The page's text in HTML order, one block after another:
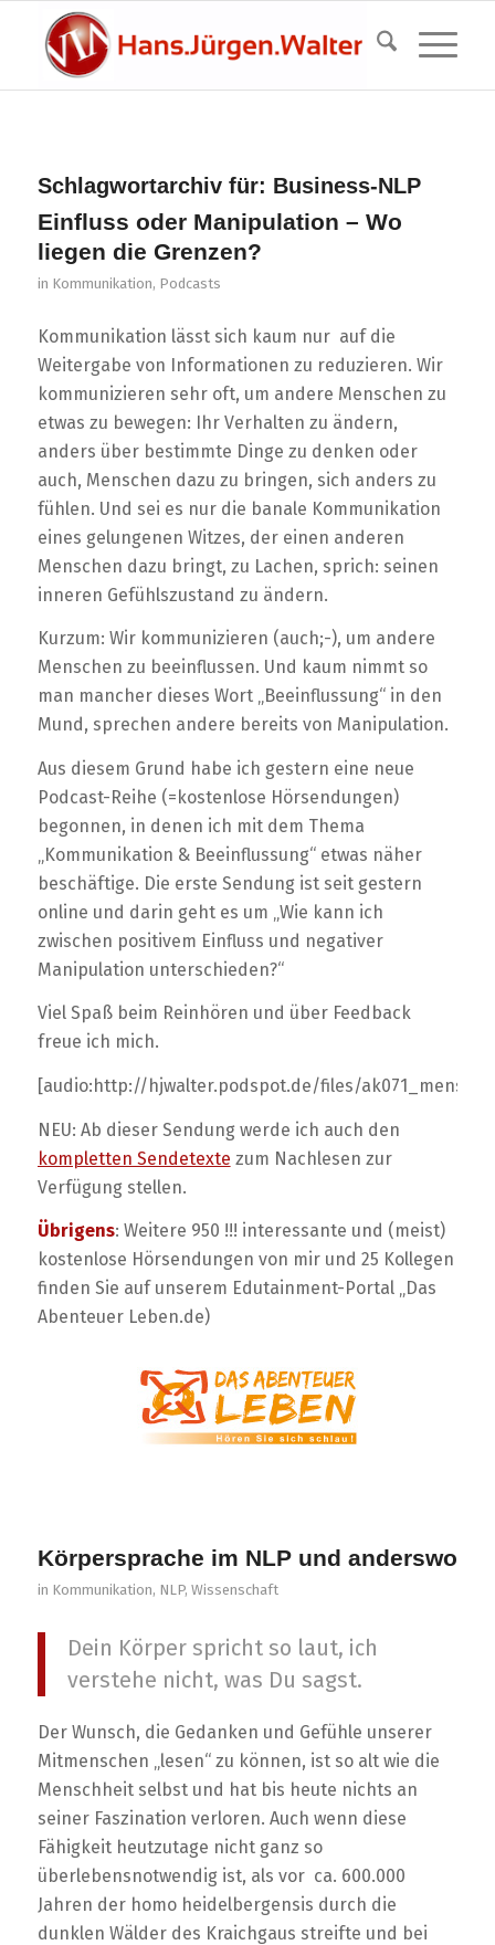
Schlagwortarchiv für: Business-NLP
Einfluss oder Manipulation – Wo
liegen die Grenzen?
in Kommunikation, Podcasts
Kommunikation lässt sich kaum nur auf die
Weitergabe von Informationen zu reduzieren. Wir
kommunizieren sehr oft, um andere Menschen zu
etwas zu bewegen: Ihr Verhalten zu ändern,
anders über bestimmte Dinge zu denken oder
auch, Menschen dazu zu bringen, sich anders zu
fühlen. Und sei es nur die banale Kommunikation
eines gelungenen Witzes, der einen anderen
Menschen dazu bringt, zu Lachen, sprich: seinen
inneren Gefühlszustand zu ändern.
Kurzum: Wir kommunizieren (auch;-), um andere
Menschen zu beeinflussen. Und kaum nimmt so
man mancher dieses Wort „Beeinflussung“ in den
Mund, sprechen andere bereits von Manipulation.
Aus diesem Grund habe ich gestern eine neue
Podcast-Reihe (=kostenlose Hörsendungen)
begonnen, in denen ich mit dem Thema
„Kommunikation & Beeinflussung“ etwas näher
beschäftige. Die erste Sendung ist seit gestern
online und darin geht es um „Wie kann ich
zwischen positivem Einfluss und negativer
Manipulation unterschieden?“
Viel Spaß beim Reinhören und über Feedback
freue ich mich.
[audio:http://hjwalter.podspot.de/files/
NEU: Ab dieser Sendung werde ich auch den
kompletten Sendetexte zum Nachlesen zur
Verfügung stellen.
Übrigens: Weitere 950 !!! interessante und (meist)
kostenlose Hörsendungen von mir und 25 Kollegen
finden Sie auf unserem Edutainment-Portal „Das
Abenteuer Leben.de)
Körpersprache im NLP und anderswo
in Kommunikation, NLP, Wissenschaft
Dein Körper spricht so laut, ich
verstehe nicht, was Du sagst.
Der Wunsch, die Gedanken und Gefühle unserer
Mitmenschen „lesen“ zu können, ist so alt wie die
Menschheit selbst und hat bis heute nichts an
seiner Faszination verloren. Auch wenn diese
Fähigkeit heutzutage nicht ganz so
überlebensnotwendig ist, als vor ca. 600.000
Jahren der homo heidelbergensis durch die
dunklen Wälder des Kraichgaus streifte und bei